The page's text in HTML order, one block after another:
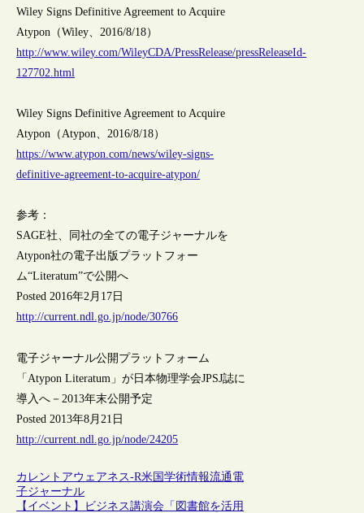
Wiley Signs Definitive Agreement to Acquire
Atypon（Wiley、2016/8/18）
http://www.wiley.com/WileyCDA/PressRelease/pressReleaseId-
127702.html
Wiley Signs Definitive Agreement to Acquire
Atypon（Atypon、2016/8/18）
https://www.atypon.com/news/wiley-signs-
definitive-agreement-to-acquire-atypon/
参考：
SAGE社、同社の全ての電子ジャーナルを
Atypon社の電子出版プラットフォー
ム“Literatum”で公開へ
Posted 2016年2月17日
http://current.ndl.go.jp/node/30766
電子ジャーナル公開プラットフォーム
「Atypon Literatum」が日本物理学会JPSJ誌に
導入へ－2013年末公開予定
Posted 2013年8月21日
http://current.ndl.go.jp/node/24205
カレントアウェアネス-R米国学術情報流通 電
子ジャーナル
【イベント】ビジネス講演会「図書館を活用